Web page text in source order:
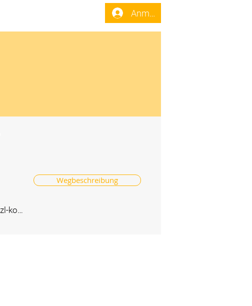
Anmelden
Wegbeschreibung
www.hautaerztin-herzl-kofler.at